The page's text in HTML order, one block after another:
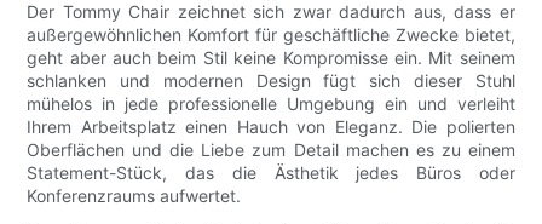
Der Tommy Chair zeichnet sich zwar dadurch aus, dass er
außergewöhnlichen Komfort für geschäftliche Zwecke bietet,
geht aber auch beim Stil keine Kompromisse ein. Mit seinem
schlanken und modernen Design fügt sich dieser Stuhl
mühelos in jede professionelle Umgebung ein und verleiht
Ihrem Arbeitsplatz einen Hauch von Eleganz. Die polierten
Oberflächen und die Liebe zum Detail machen es zu einem
Statement-Stück, das die Ästhetik jedes Büros oder
Konferenzraums aufwertet.